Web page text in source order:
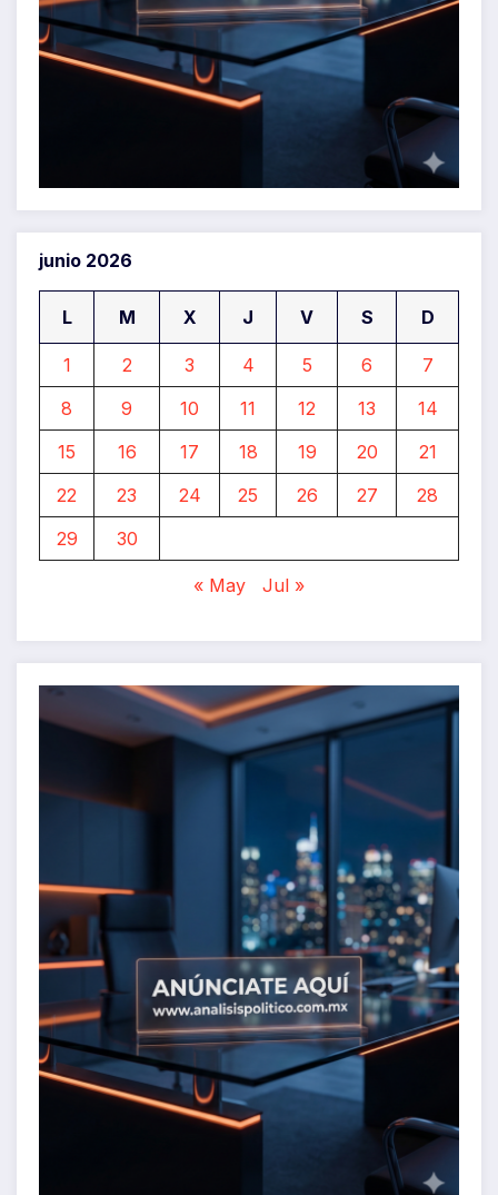
junio 2026
L M X J V S D
1 2 3 4 5 6
7
8
9 10 11 12 13
14
15
16 17 18 19 20
21
22
23 24 25 26 27
28
29
30
« May Jul »